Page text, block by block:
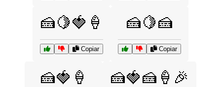
🍰🍋🍓🍦
Copiar
🍰🍋🍰
Copiar
🍰🍓🍦 🍰🍓🍰🍦🎉